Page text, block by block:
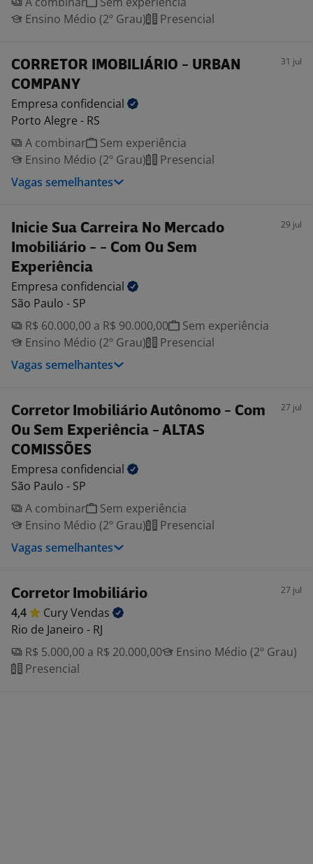
Ensino Médio (2º Grau)
Presencial
CORRETOR IMOBILIÁRIO - URBAN
COMPANY
31 jul
Empresa confidencial
Porto Alegre - RS
A combinar
Sem experiência
Ensino Médio (2º Grau)
Presencial
Vagas semelhantes
Inicie Sua Carreira No Mercado
Imobiliário - - Com Ou Sem
Experiência
29 jul
Empresa confidencial
São Paulo - SP
R$ 60.000,00 a R$ 90.000,00
Sem experiência
Ensino Médio (2º Grau)
Presencial
Vagas semelhantes
Corretor Imobiliário Autônomo - Com
Ou Sem Experiência - ALTAS
COMISSÕES
27 jul
Empresa confidencial
São Paulo - SP
A combinar
Sem experiência
Ensino Médio (2º Grau)
Presencial
Vagas semelhantes
Corretor Imobiliário 27 jul
4,4 CuryVendas
Rio de Janeiro - RJ
R$ 5.000,00 a R$ 20.000,00
Ensino Médio (2º Grau)
Presencial